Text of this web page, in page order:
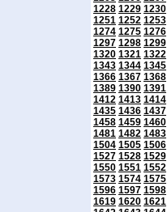
1228 1229 1230
1251 1252 1253
1274 1275 1276
1297 1298 1299
1320 1321 1322
1343 1344 1345
1366 1367 1368
1389 1390 1391
1412 1413 1414
1435 1436 1437
1458 1459 1460
1481 1482 1483
1504 1505 1506
1527 1528 1529
1550 1551 1552
1573 1574 1575
1596 1597 1598
1619 1620 1621